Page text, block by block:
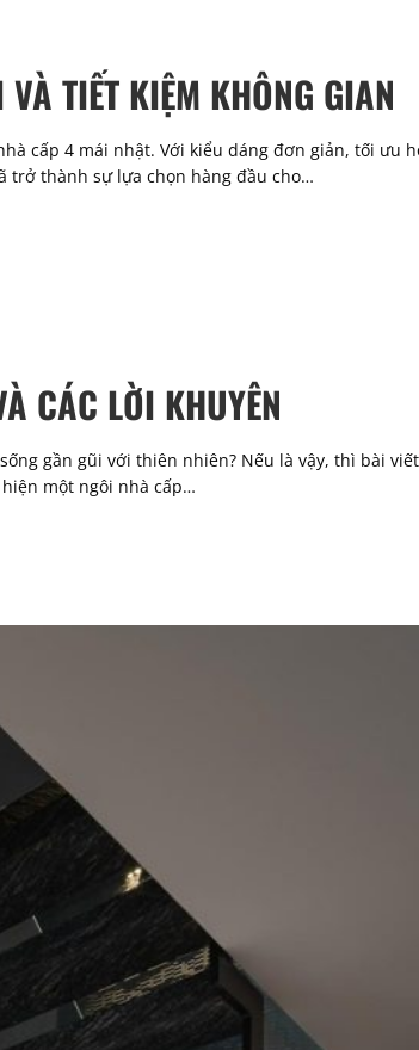
TIẾT KIỆM KHÔNG GIAN
cấp 4 mái nhật. Với kiểu dáng đơn giản, tối ưu
trở thành sự lựa chọn hàng đầu cho…
CÁC LỜI KHUYÊN
gần gũi với thiên nhiên? Nếu là vậy, thì bài
một ngôi nhà cấp…